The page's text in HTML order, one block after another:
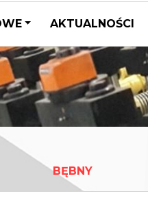
AKTUALNOŚCI
BĘBNY